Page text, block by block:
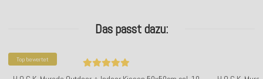
Das passt dazu:
Top bewertet